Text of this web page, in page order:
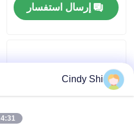
بطارية الليثيوم رافعة شوكية
48 فولت بطارية ليثيوم أيون لفورت
إرسال استفسار
Cindy Shi
4:31 AM